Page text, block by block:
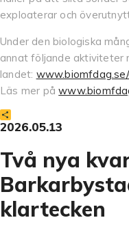
exploaterar och
Under den biologiska
annat följande aktiviteter
landet:
Läs mer på
Dela
2026.05.13
Två nya
klartecken